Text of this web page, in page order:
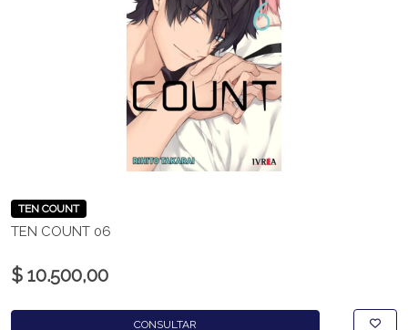
TEN COUNT
TEN COUNT 06
$ 10.500,00
CONSULTAR